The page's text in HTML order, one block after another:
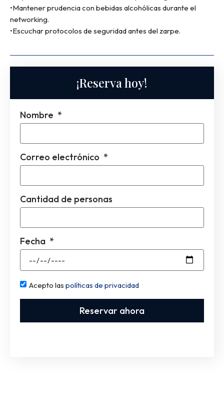
•Mantener prudencia con bebidas alcohólicas durante el
networking.
•Escuchar protocolos de seguridad antes del zarpe.
¡Reserva hoy!
Nombre
Correo electrónico
Cantidad de personas
Fecha
Acepto las políticas de privacidad
Reservar ahora